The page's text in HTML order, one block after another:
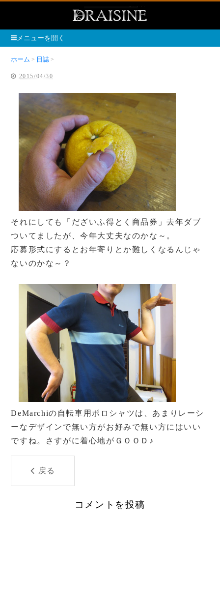
メニューを開く
ホーム 日誌
2015/04/30
それにしても「だざいふ得とく商品券」去年ダブ
ついてましたが、今年大丈夫なのかな～。
応募形式にするとお年寄りとか難しくなるんじゃ
ないのかな～？
DeMarchiの自転車用ポロシャツは、あまりレーシ
ーなデザインで無い方がお好みで無い方にはいい
ですね。さすがに着心地がＧＯＯＤ♪
戻る
コメントを投稿